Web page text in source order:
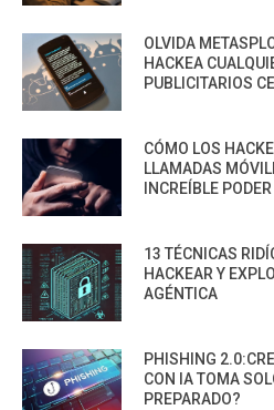
OLVIDA
HACKEA
PUBLICITARIOS
CÓMO LOS
LLAMADAS
INCREÍBLE
13 TÉCNICAS
HACKEAR Y
AGÉNTICA
PHISHING
CON IA TOMA
PREPARADO?